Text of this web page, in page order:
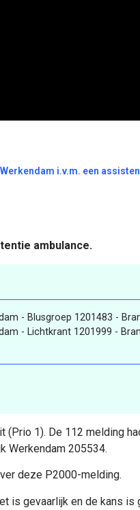
i.v.m. een
ambulance.
- Blusgroep 1201483 -
- Lichtkrant 1201999 -
1). De 112 melding
Werkendam 205534.
deze P2000-melding.
is gevaarlijk en de kans is